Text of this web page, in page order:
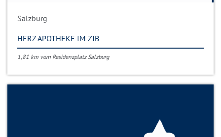
Salzburg
HERZ APOTHEKE IM ZIB
1,81 km vom Residenzplatz Salzburg